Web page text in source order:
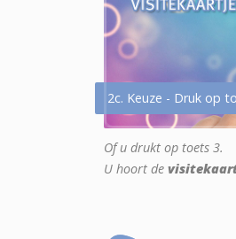
2c. Keuze - Druk op
Of u drukt op toets 3.
U hoort de